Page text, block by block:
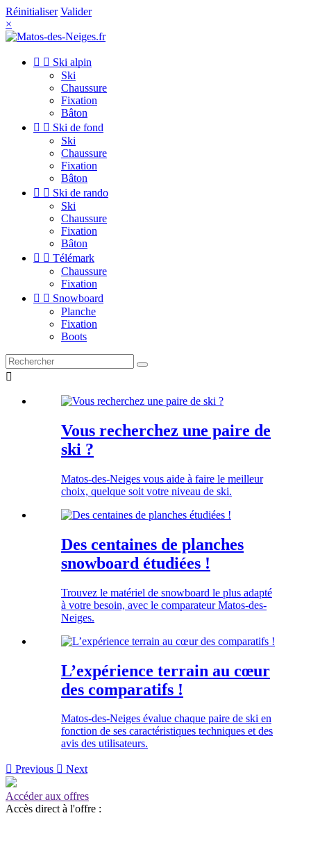
Réinitialiser Valider
×
  Ski alpin
Ski
Chaussure
Fixation
Bâton
  Ski de fond
Ski
Chaussure
Fixation
Bâton
  Ski de rando
Ski
Chaussure
Fixation
Bâton
  Télémark
Chaussure
Fixation
  Snowboard
Planche
Fixation
Boots

Vous recherchez une paire de
ski ?
Matos-des-Neiges vous aide à faire le meilleur
choix, quelque soit votre niveau de ski.
Des centaines de planches
snowboard étudiées !
Trouvez le matériel de snowboard le plus adapté
à votre besoin, avec le comparateur Matos-des-
Neiges.
L’expérience terrain au cœur
des comparatifs !
Matos-des-Neiges évalue chaque paire de ski en
fonction de ses caractéristiques techniques et des
avis des utilisateurs.
 Previous  Next
Accéder aux offres
Accès direct à l'offre :